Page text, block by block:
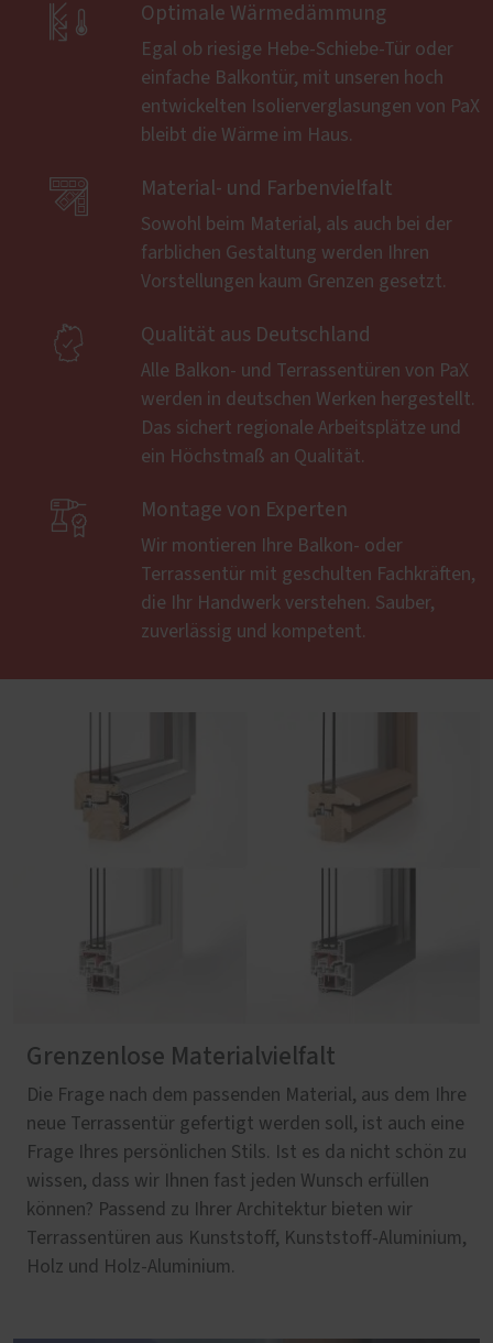
 Optimale Wärmedämmung
Egal ob riesige Hebe-Schiebe-Tür oder
einfache Balkontür, mit unseren hoch
entwickelten Isolierverglasungen von PaX
bleibt die Wärme im Haus.
 Material- und Farbenvielfalt
Sowohl beim Material, als auch bei der
farblichen Gestaltung werden Ihren
Vorstellungen kaum Grenzen gesetzt.
 Qualität aus Deutschland
Alle Balkon- und Terrassentüren von PaX
werden in deutschen Werken hergestellt.
Das sichert regionale Arbeitsplätze und
ein Höchstmaß an Qualität.
 Montage von Experten
Wir montieren Ihre Balkon- oder
Terrassentür mit geschulten Fachkräften,
die Ihr Handwerk verstehen. Sauber,
zuverlässig und kompetent.
Grenzenlose Materialvielfalt
Die Frage nach dem passenden Material, aus dem Ihre
neue Terrassentür gefertigt werden soll, ist auch eine
Frage Ihres persönlichen Stils. Ist es da nicht schön zu
wissen, dass wir Ihnen fast jeden Wunsch erfüllen
können? Passend zu Ihrer Architektur bieten wir
Terrassentüren aus Kunststoff, Kunststoff-Aluminium,
Holz und Holz-Aluminium.